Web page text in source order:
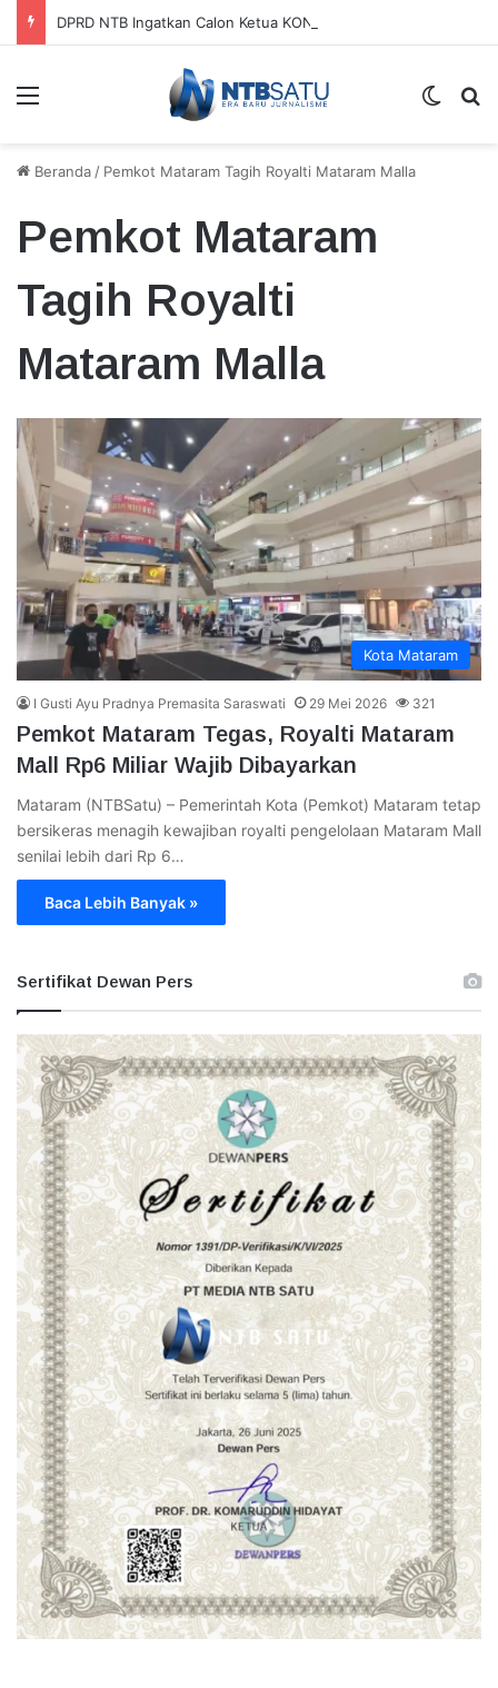
Menu
Beranda / Pemkot Mataram Tagih Royalti Mataram Malla
Pemkot Mataram
Tagih Royalti
Mataram Malla
Kota Mataram
I Gusti Ayu Pradnya Premasita Saraswati 29 Mei 2026 321
Pemkot Mataram Tegas, Royalti Mataram
Mall Rp6 Miliar Wajib Dibayarkan
Mataram (NTBSatu) – Pemerintah Kota (Pemkot) Mataram tetap
bersikeras menagih kewajiban royalti pengelolaan Mataram Mall
senilai lebih dari Rp 6…
Baca Lebih Banyak »
Sertifikat Dewan Pers